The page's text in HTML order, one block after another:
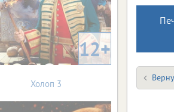
12+
Холоп 3